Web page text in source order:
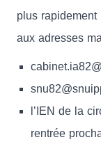
plus
aux adresses
l’IEN de la
rentrée